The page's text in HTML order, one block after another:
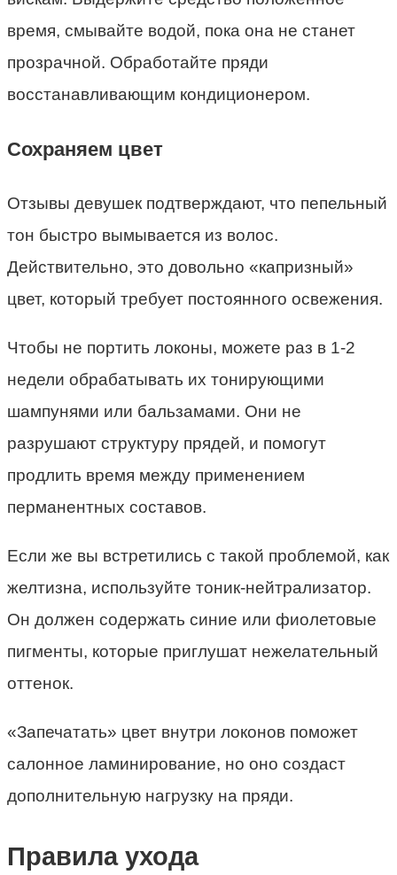
время, смывайте водой, пока она не станет
прозрачной. Обработайте пряди
восстанавливающим кондиционером.
Сохраняем цвет
Отзывы девушек подтверждают, что пепельный
тон быстро вымывается из волос.
Действительно, это довольно «капризный»
цвет, который требует постоянного освежения.
Чтобы не портить локоны, можете раз в 1-2
недели обрабатывать их тонирующими
шампунями или бальзамами. Они не
разрушают структуру прядей, и помогут
продлить время между применением
перманентных составов.
Если же вы встретились с такой проблемой, как
желтизна, используйте тоник-нейтрализатор.
Он должен содержать синие или фиолетовые
пигменты, которые приглушат нежелательный
оттенок.
«Запечатать» цвет внутри локонов поможет
салонное ламинирование, но оно создаст
дополнительную нагрузку на пряди.
Правила ухода